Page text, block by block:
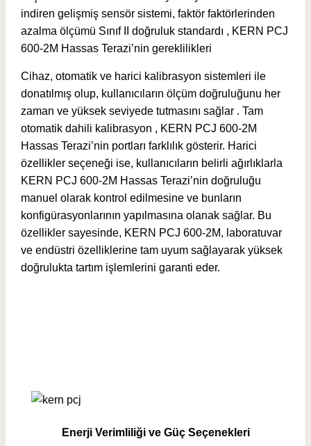
indiren gelişmiş sensör sistemi, faktör faktörlerinden
azalma ölçümü Sınıf II doğruluk standardı , KERN PCJ
600-2M Hassas Terazi’nin gereklilikleri
Cihaz, otomatik ve harici kalibrasyon sistemleri ile
donatılmış olup, kullanıcıların ölçüm doğruluğunu her
zaman ve yüksek seviyede tutmasını sağlar . Tam
otomatik dahili kalibrasyon , KERN PCJ 600-2M
Hassas Terazi’nin portları farklılık gösterir. Harici
özellikler seçeneği ise, kullanıcıların belirli ağırlıklarla
KERN PCJ 600-2M Hassas Terazi’nin doğruluğu
manuel olarak kontrol edilmesine ve bunların
konfigürasyonlarının yapılmasına olanak sağlar. Bu
özellikler sayesinde, KERN PCJ 600-2M, laboratuvar
ve endüstri özelliklerine tam uyum sağlayarak yüksek
doğrulukta tartım işlemlerini garanti eder.
Enerji Verimliliği ve Güç Seçenekleri